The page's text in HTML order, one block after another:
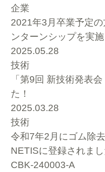
企業
2021年3月卒業予定
ンターンシップを実
2025.05.28
技術
「第9回 新技術発表
た！
2025.03.28
技術
令和7年2月にゴム除
NETISに登録されま
CBK-240003-A